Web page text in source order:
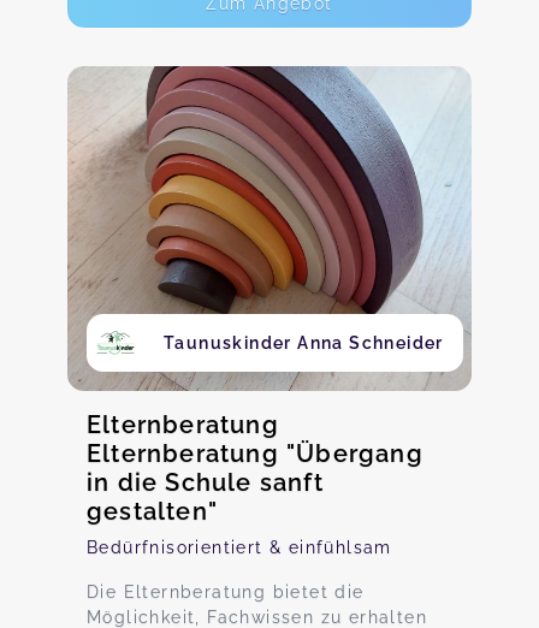
Taunuskinder Anna Schneider
Elternberatung
Elternberatung "Übergang
in die Schule sanft
gestalten"
Bedürfnisorientiert & einfühlsam
Die Elternberatung bietet die
Möglichkeit, Fachwissen zu erhalten